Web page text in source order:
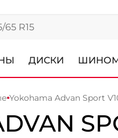
ДИСКИ
Yokohama Advan Sport